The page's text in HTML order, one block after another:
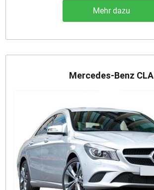
Mehr dazu
Mercedes-Benz CLA